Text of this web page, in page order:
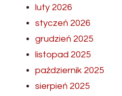
luty 2026
styczeń 2026
grudzień 2025
listopad 2025
październik 2025
sierpień 2025